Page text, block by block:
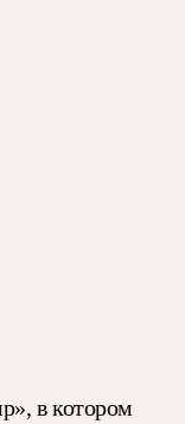
в котором